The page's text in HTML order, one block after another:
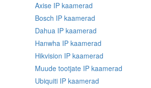
Axise IP kaamerad
Bosch IP kaamerad
Dahua IP kaamerad
Hanwha IP kaamerad
Hikvision IP kaamerad
Muude tootjate IP kaamerad
Ubiquiti IP kaamerad